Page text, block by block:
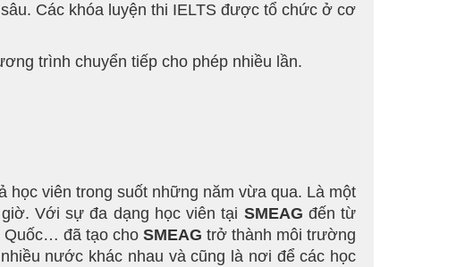
Các khóa luyện thi IELTS được tổ chức ở cơ
trình chuyển tiếp cho phép nhiều lần.
học viên trong suốt những năm vừa qua. Là một
Với sự đa dạng học viên tại SMEAG đến từ
Quốc… đã tạo cho SMEAG trở thành môi trường
nước khác nhau và cũng là nơi để các học